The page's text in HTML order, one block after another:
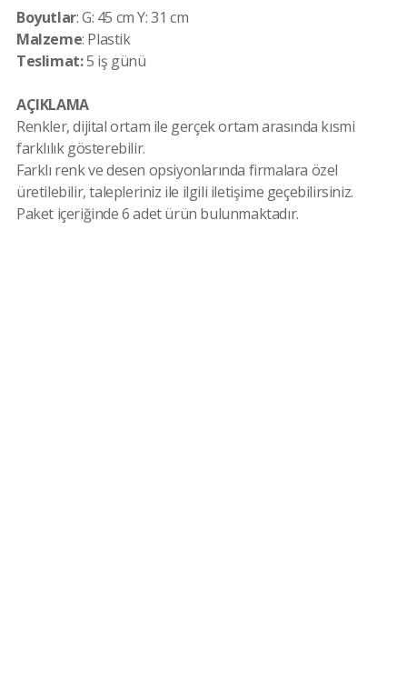
Boyutlar: G: 45 cm Y: 31 cm
Malzeme: Plastik
Teslimat:5 iş günü
AÇIKLAMA
Renkler, dijital ortam ile gerçek ortam arasında kısmi
farklılık gösterebilir.
Farklı renk ve desen opsiyonlarında firmalara özel
üretilebilir, talepleriniz ile ilgili iletişime geçebilirsiniz.
Paket içeriğinde 6 adet ürün bulunmaktadır.